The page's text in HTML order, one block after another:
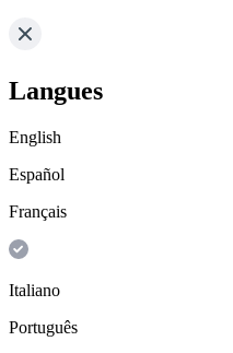
Langues
English
Español
Français
Italiano
Português